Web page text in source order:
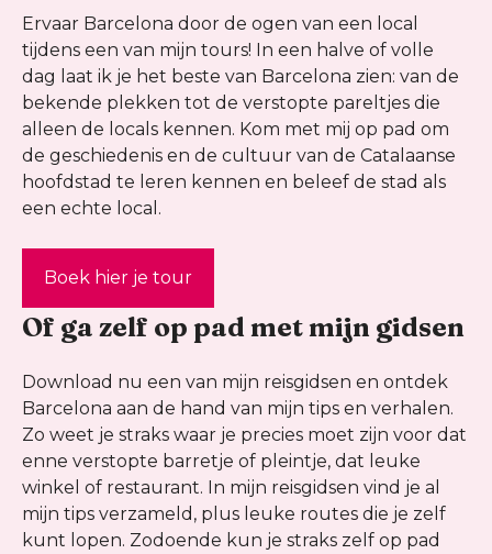
Ervaar Barcelona door de ogen van een local
tijdens een van mijn tours! In een halve of volle
dag laat ik je het beste van Barcelona zien: van de
bekende plekken tot de verstopte pareltjes die
alleen de locals kennen. Kom met mij op pad om
de geschiedenis en de cultuur van de Catalaanse
hoofdstad te leren kennen en beleef de stad als
een echte local.
Boek hier je tour
Of ga zelf op pad met mijn gidsen
Download nu een van mijn reisgidsen en ontdek
Barcelona aan de hand van mijn tips en verhalen.
Zo weet je straks waar je precies moet zijn voor dat
enne verstopte barretje of pleintje, dat leuke
winkel of restaurant. In mijn reisgidsen vind je al
mijn tips verzameld, plus leuke routes die je zelf
kunt lopen. Zodoende kun je straks zelf op pad